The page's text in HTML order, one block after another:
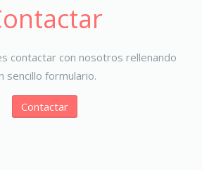
contactar con nosotros rellenando
sencillo formulario.
Contactar